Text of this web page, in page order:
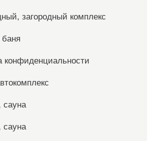
загородный комплекс
конфиденциальности
сауна
сауна